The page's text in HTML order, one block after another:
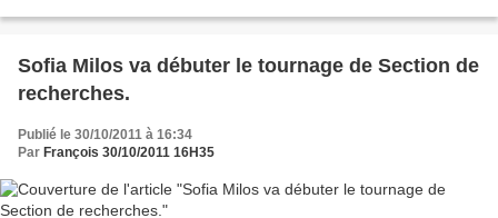
Sofia Milos va débuter le tournage de Section de
recherches.
Publié le 30/10/2011 à 16:34
Par François 30/10/2011 16H35